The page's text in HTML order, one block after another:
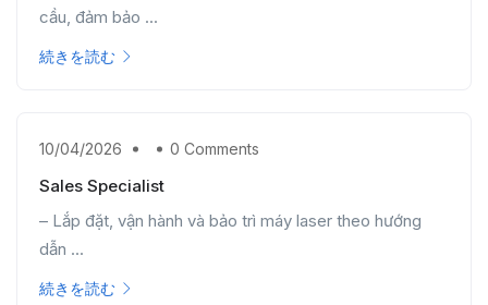
cầu, đảm bảo ...
続きを読む
10/04/2026 0 Comments
Sales Specialist
– Lắp đặt, vận hành và bảo trì máy laser theo hướng
dẫn ...
続きを読む